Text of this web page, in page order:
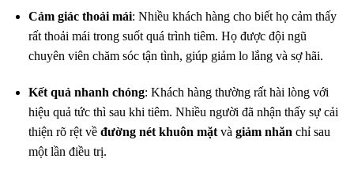
Cảm giác thoải mái: Nhiều khách hàng cho biết họ cảm thấy
rất thoải mái trong suốt quá trình tiêm. Họ được đội ngũ
chuyên viên chăm sóc tận tình, giúp giảm lo lắng và sợ hãi.
Kết quả nhanh chóng: Khách hàng thường rất hài lòng với
hiệu quả tức thì sau khi tiêm. Nhiều người đã nhận thấy sự cải
thiện rõ rệt về đường nét khuôn mặtvà giảm nhăn chỉ sau
một lần điều trị.